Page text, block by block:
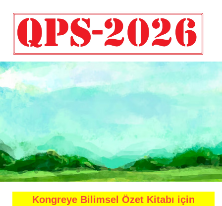
Kongreye Bilimsel Özet Kitabı için